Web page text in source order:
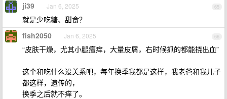
65
ji39 Jan 6, 2025
就是少吃糖、甜食？
66
fish2050 Jan 6, 2025
“皮肤干燥，尤其小腿瘙痒，大量皮屑，右时候抓的都能挠出血”
这个和吃什么没关系吧，每年换季我都是这样，我老爸和我儿子
都这样，遗传的，
换季之后就不痒了。